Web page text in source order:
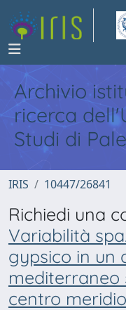
Archivio
ricerca
Studi di
IRIS 10447/26841
Richiedi una
Variabilità
gypsico in un
mediterraneo
centro